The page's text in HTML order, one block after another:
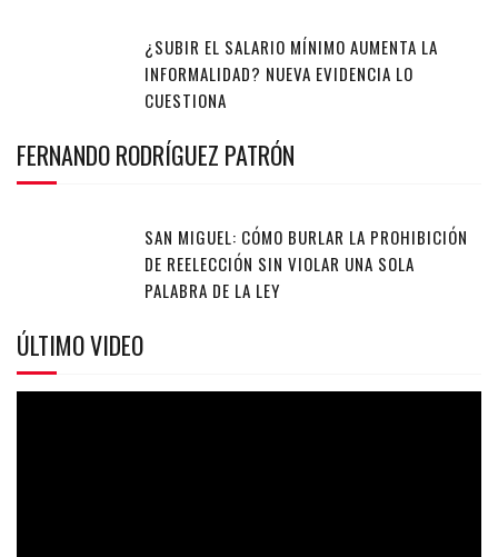
¿SUBIR EL SALARIO MÍNIMO AUMENTA LA
INFORMALIDAD? NUEVA EVIDENCIA LO
CUESTIONA
FERNANDO RODRÍGUEZ PATRÓN
SAN MIGUEL: CÓMO BURLAR LA PROHIBICIÓN
DE REELECCIÓN SIN VIOLAR UNA SOLA
PALABRA DE LA LEY
ÚLTIMO VIDEO